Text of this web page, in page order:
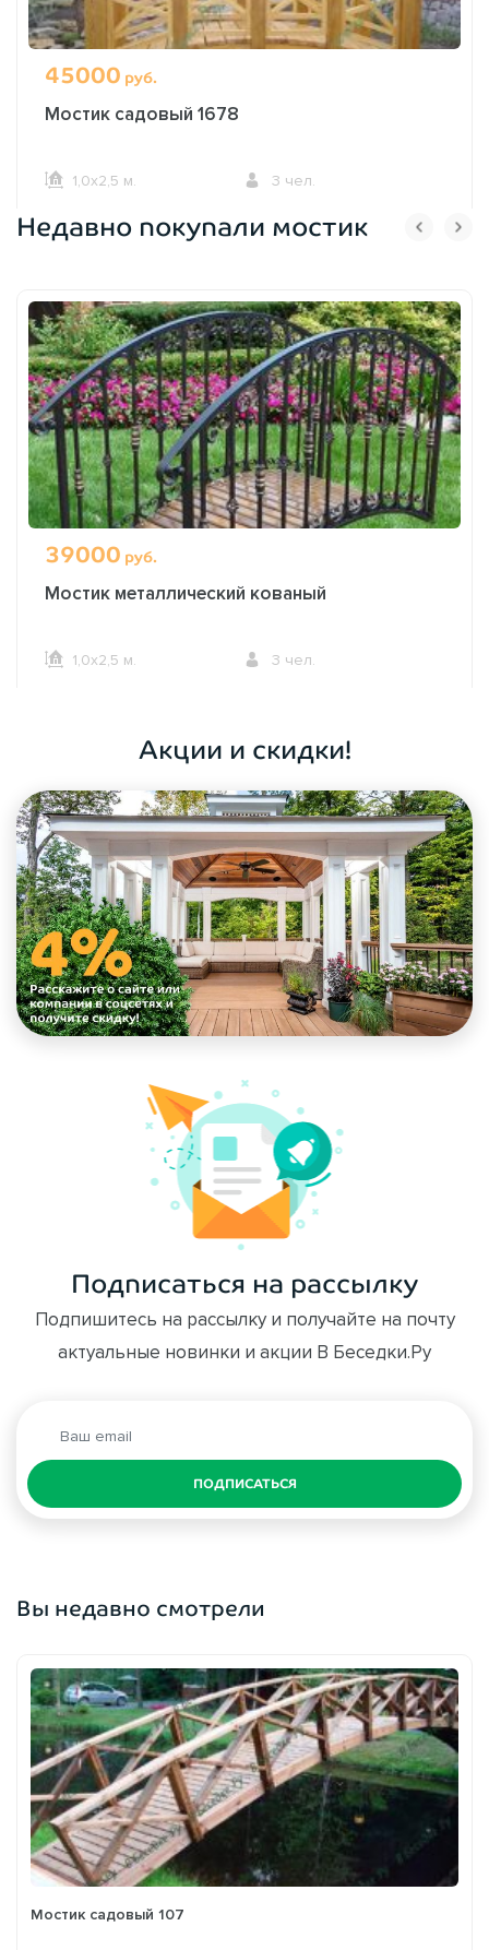
45000 руб.
Мостик садовый 1678
1,0х2,5 м. 3 чел.
ОФОРМИТЬ ЗАКАЗ
Недавно покупали мостик
39000 руб.
Мостик металлический кованый
1,0х2,5 м. 3 чел.
Акции и скидки!
Подписаться на рассылку
Подпишитесь на рассылку и получайте на почту
актуальные новинки и акции В Беседки.Ру
ПОДПИСАТЬСЯ
Вы недавно смотрели
Мостик садовый 107